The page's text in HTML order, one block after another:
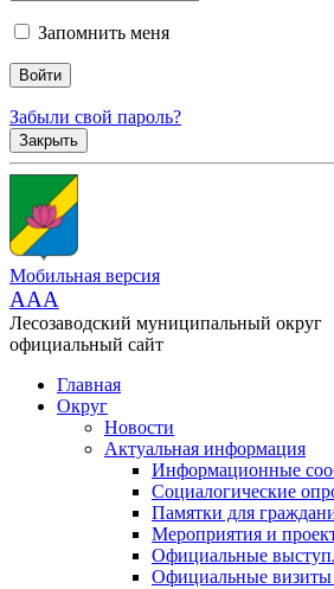
Запомнить меня
Забыли свой пароль?
Закрыть
Мобильная версия
AAA
Лесозаводский муниципальный округ
официальный сайт
Главная
Округ
Новости
Актуальная информация
Информационные
Социалогические
Памятки для
Мероприятия и
Официальные
Официальные визиты